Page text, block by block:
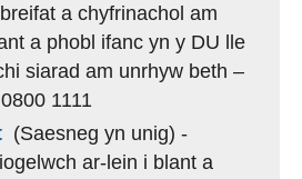
a chyfrinachol am
a phobl ifanc yn y DU lle
siarad am unrhyw beth –
1111
(Saesneg yn unig) -
ar-lein i blant a